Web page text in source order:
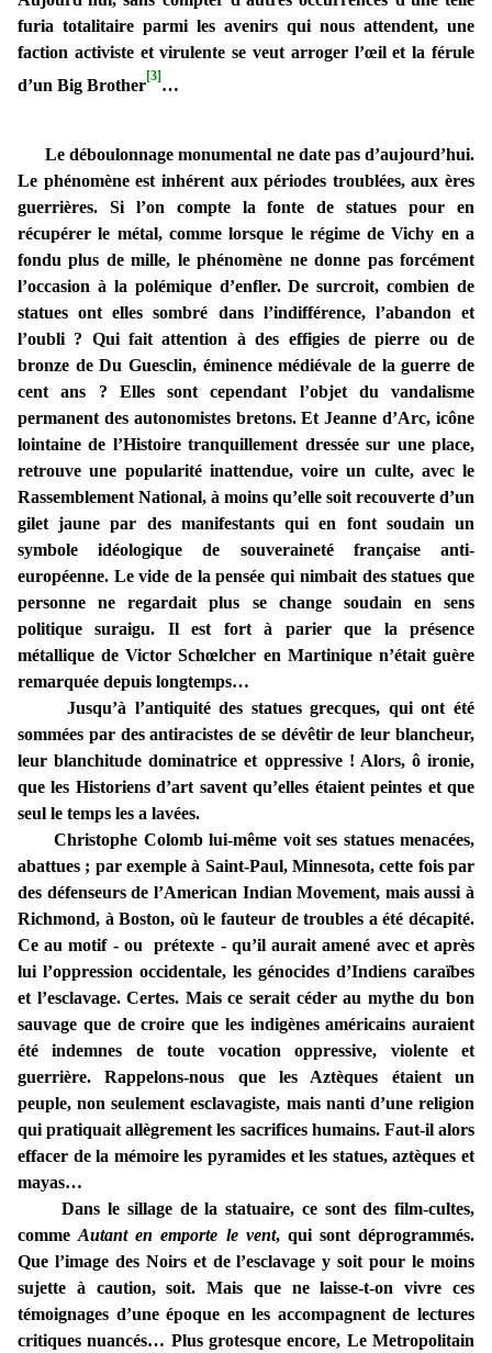
furia totalitaire parmi les avenirs qui nous attendent, une
faction activiste et virulente se veut arroger l’œil et la férule
d’un Big Brother[3] …
Le déboulonnage monumental ne date pas d’aujourd’hui.
Le phénomène est inhérent aux périodes troublées, aux ères
guerrières. Si l’on compte la fonte de statues pour en
récupérer le métal, comme lorsque le régime de Vichy en a
fondu plus de mille, le phénomène ne donne pas forcément
l’occasion à la polémique d’enfler. De surcroit, combien de
statues ont elles sombré dans l’indifférence, l’abandon et
l’oubli ? Qui fait attention à des effigies de pierre ou de
bronze de Du Guesclin, éminence médiévale de la guerre de
cent ans ? Elles sont cependant l’objet du vandalisme
permanent des autonomistes bretons. Et Jeanne d’Arc, icône
lointaine de l’Histoire tranquillement dressée sur une place,
retrouve une popularité inattendue, voire un culte, avec le
Rassemblement National, à moins qu’elle soit recouverte d’un
gilet jaune par des manifestants qui en font soudain un
symbole idéologique de souveraineté française anti-
européenne. Le vide de la pensée qui nimbait des statues que
personne ne regardait plus se change soudain en sens
politique suraigu. Il est fort à parier que la présence
métallique de Victor Schœlcher en Martinique n’était guère
remarquée depuis longtemps…
Jusqu’à l’antiquité des statues grecques, qui ont été
sommées par des antiracistes de se dévêtir de leur blancheur,
leur blanchitude dominatrice et oppressive ! Alors, ô ironie,
que les Historiens d’art savent qu’elles étaient peintes et que
seul le temps les a lavées.
Christophe Colomb lui-même voit ses statues menacées,
abattues ; par exemple à Saint-Paul, Minnesota, cette fois par
des défenseurs de l’American Indian Movement, mais aussi à
Richmond, à Boston, où le fauteur de troubles a été décapité.
Ce au motif - ou prétexte - qu’il aurait amené avec et après
lui l’oppression occidentale, les génocides d’Indiens caraïbes
et l’esclavage. Certes. Mais ce serait céder au mythe du bon
sauvage que de croire que les indigènes américains auraient
été indemnes de toute vocation oppressive, violente et
guerrière. Rappelons-nous que les Aztèques étaient un
peuple, non seulement esclavagiste, mais nanti d’une religion
qui pratiquait allègrement les sacrifices humains. Faut-il alors
effacer de la mémoire les pyramides et les statues, aztèques et
mayas…
Dans le sillage de la statuaire, ce sont des film-cultes,
commeAutant en emporte le vent, qui sont déprogrammés.
Que l’image des Noirs et de l’esclavage y soit pour le moins
sujette à caution, soit. Mais que ne laisse-t-on vivre ces
témoignages d’une époque en les accompagnent de lectures
critiques nuancés… Plus grotesque encore, Le Metropolitain